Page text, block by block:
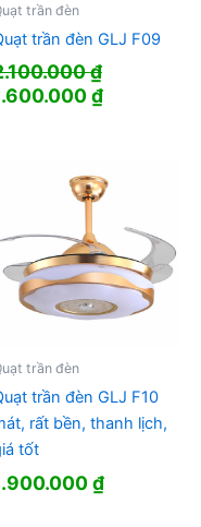
trần đèn
trần đèn GLJ F09
₫
₫Giá
1.600.000
trần đèn
trần đèn GLJ F10
rất bền, thanh lịch,
tốt
₫